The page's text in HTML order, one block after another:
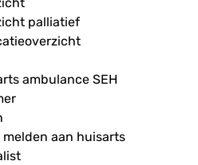
palliatief
ambulance SEH
aan huisarts